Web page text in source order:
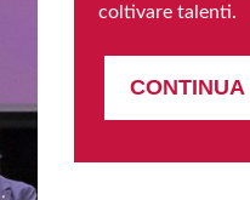
coltivare talenti.
CONTINUA